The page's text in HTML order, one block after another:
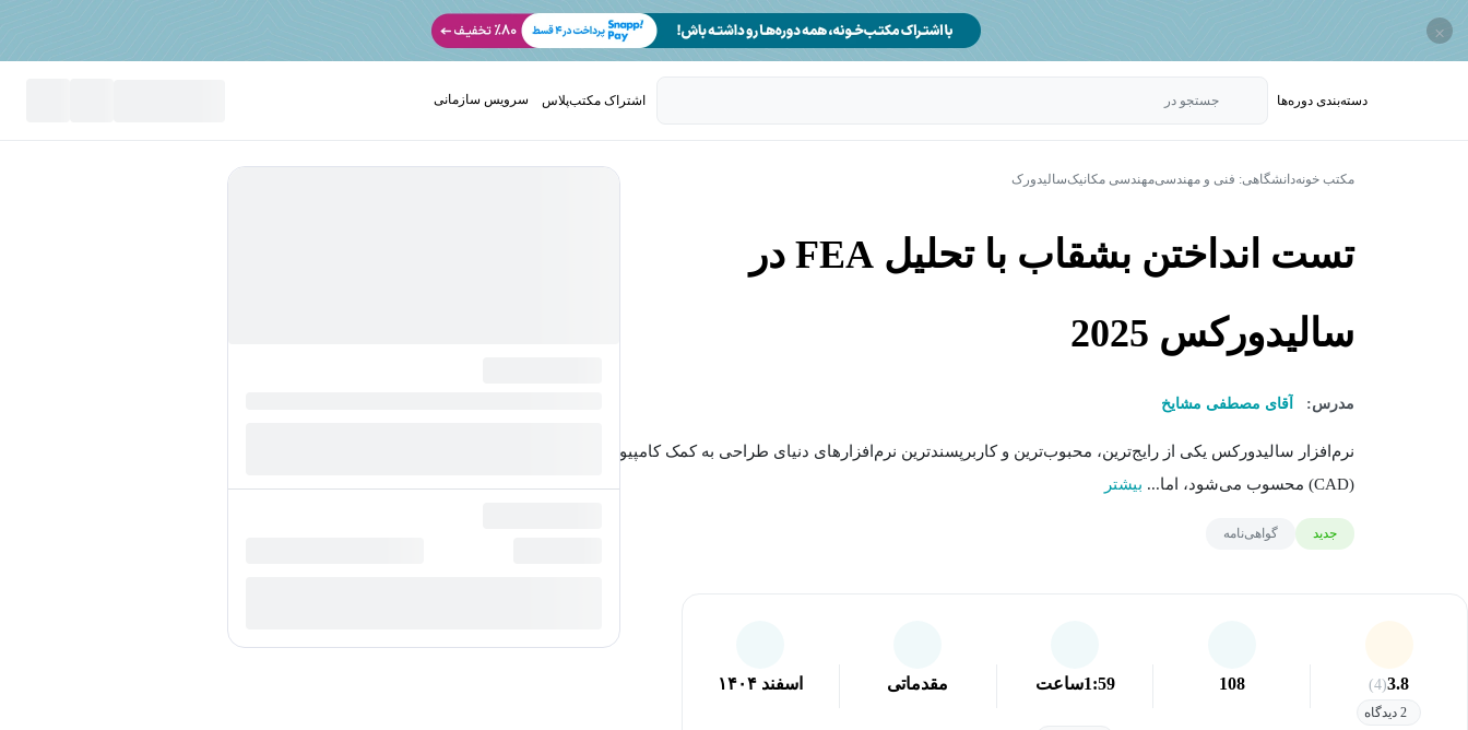
×
دسته‌بندی‌ دوره‌ها جستجو در اشتراک مکتب‌پلاس سرویس سازمانی
مکتب خونهدانشگاهی: فنی و مهندسیمهندسی مکانیکسالیدورک
تست انداختن بشقاب با تحلیل FEA در
سالیدورکس 2025
مدرس: آقای مصطفی مشایخ
نرم‌افزار سالیدورکس یکی از رایج‌ترین، محبوب‌ترین و کاربرپسندترین نرم‌افزارهای دنیای طراحی به کمک کامپیوتر
(CAD) محسوب می‌شود، اما...
بیشتر
جدید گواهی‌نامه
3.8
(4)
2 دیدگاه
108
1:59ساعت مقدماتی اسفند ۱۴۰۴